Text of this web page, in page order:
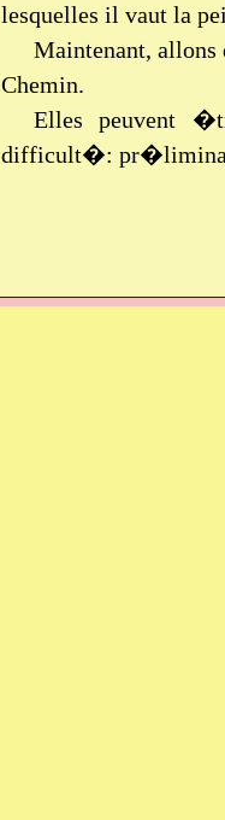
lesquelles il vaut la
Maintenant,
Chemin.
Elles peuvent
difficult�: